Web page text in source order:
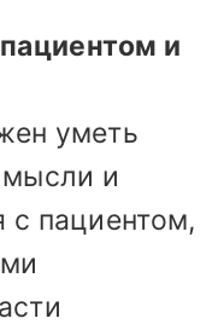
и
уметь
и
с пациентом,